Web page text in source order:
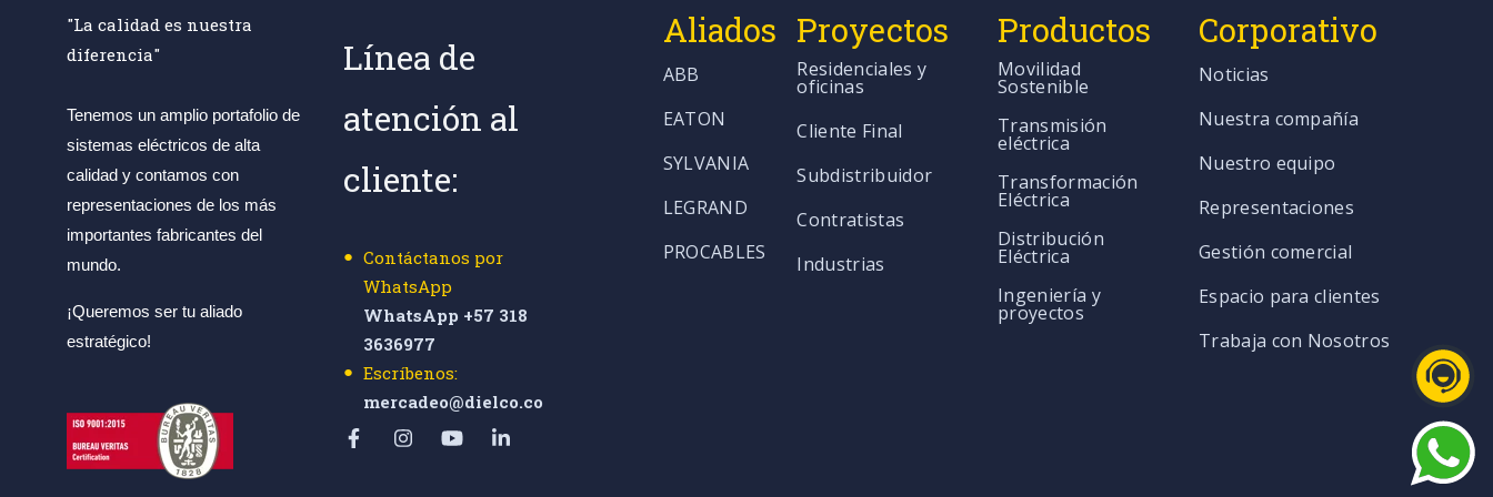
"La calidad es nuestra
diferencia"
Tenemos un amplio portafolio de
sistemas eléctricos de alta
calidad y contamos con
representaciones de los más
importantes fabricantes del
mundo.
¡Queremos ser tu aliado
estratégico!
Línea de
atención al
cliente:
Contáctanos por
WhatsApp
WhatsApp +57 318
3636977
Escríbenos:
mercadeo@dielco.co
Aliados
ABB
EATON
SYLVANIA
LEGRAND
PROCABLES
Proyectos
Residenciales y
oficinas
Cliente Final
Subdistribuidor
Contratistas
Industrias
Productos
Movilidad
Sostenible
Transmisión
eléctrica
Transformación
Eléctrica
Distribución
Eléctrica
Ingeniería y
proyectos
Corporativo
Noticias
Nuestra compañía
Nuestro equipo
Representaciones
Gestión comercial
Espacio para clientes
Trabaja con Nosotros